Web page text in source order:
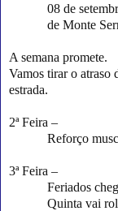
08 de
de Monte
A semana promete.
Vamos tirar o atraso
estrada.
2ª Feira –
Reforço
3ª Feira –
Feriados
Quinta vai